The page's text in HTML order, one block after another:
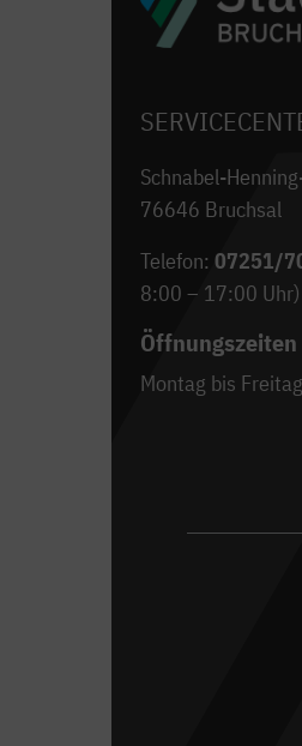
Schnabel-
76646 Bruchsal
Telefon:07251/
8:00 – 17:00 Uhr)
Öffnungszeiten
Montag bis Freitag